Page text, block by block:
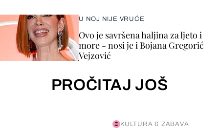
U NOJ NIJE VRUĆE
Ovo je savršena haljina za ljeto i
more - nosi je i Bojana Gregorić
Vejzović
PROČITAJ JOŠ
KULTURA & ZABAVA